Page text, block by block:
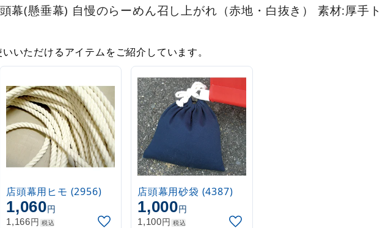
幕(懸垂幕) 自慢のらーめん召し上がれ（赤地・白抜き） 素材:厚手
いただけるアイテムをご紹介しています。
店頭幕用ヒモ (2956)
1,060円
1,166円 税込
店頭幕用砂袋 (4387)
1,000円
1,100円 税込